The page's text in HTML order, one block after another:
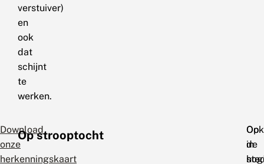
verstuiver)
en
ook
dat
schijnt
te
werken.
Download
onze
herkenningskaart
Op strooptocht
Op
de
Ook
in